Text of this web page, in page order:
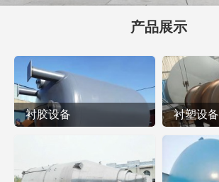
产品展示
衬胶设备 衬塑设备